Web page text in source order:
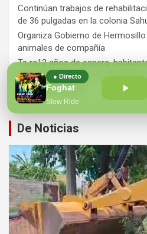
● Directo
Foghat
Slow Ride
Continúan trabajos de
de 36 pulgadas en la colonia
Organiza Gobierno de
animales de compañía
Ts ra12 años de espera,
agradecen a Durazo y
Hospital Regional
De Noticias